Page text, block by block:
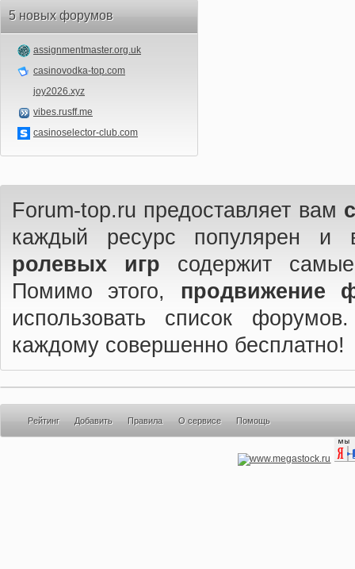
5 новых форумов
assignmentmaster.org.uk
casinovodka-top.com
joy2026.xyz
vibes.rusff.me
casinoselector-club.com
Forum-top.ru предоставляет вам
каждый ресурс популярен
ролевых игр содержит
Помимо этого, продвижение
использовать список
каждому совершенно бесплатно!
Рейтинг Добавить Правила О сервисе Помощь